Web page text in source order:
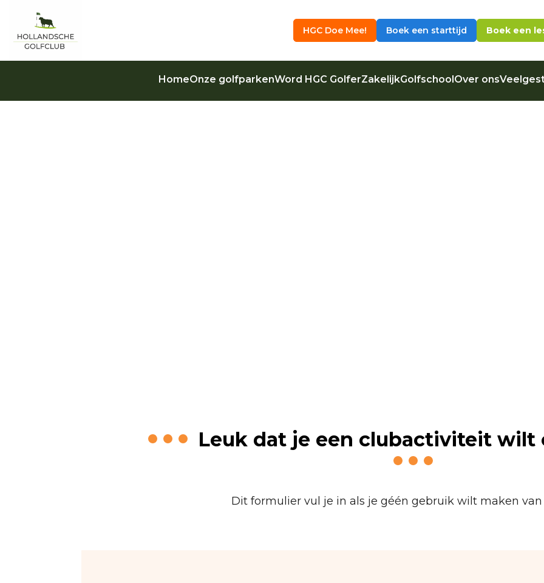
HGC Doe Mee! Boek een starttijd Boek een
HomeOnze golfparkenWord HGC GolferZakelijkGolfschool Over ons
Leuk dat je een clubactiviteit wilt
Dit formulier vul je in als je géén gebruik wilt maken van